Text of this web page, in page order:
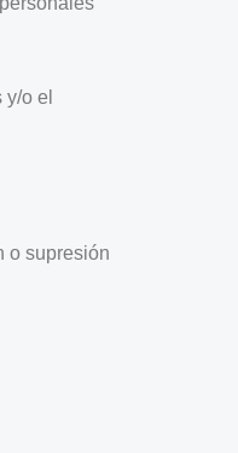
o el
o supresión